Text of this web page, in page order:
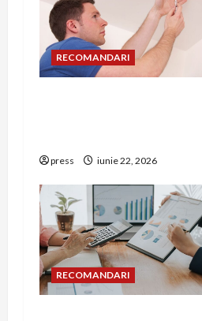
RECOMANDARI
press iunie 22, 2026
RECOMANDARI